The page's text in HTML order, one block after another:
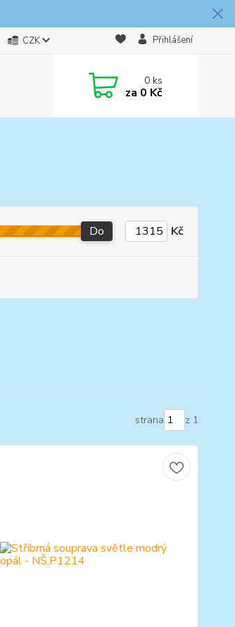
CZK Přihlášení
0ks
za 0 Kč
Do Kč
strana z 1